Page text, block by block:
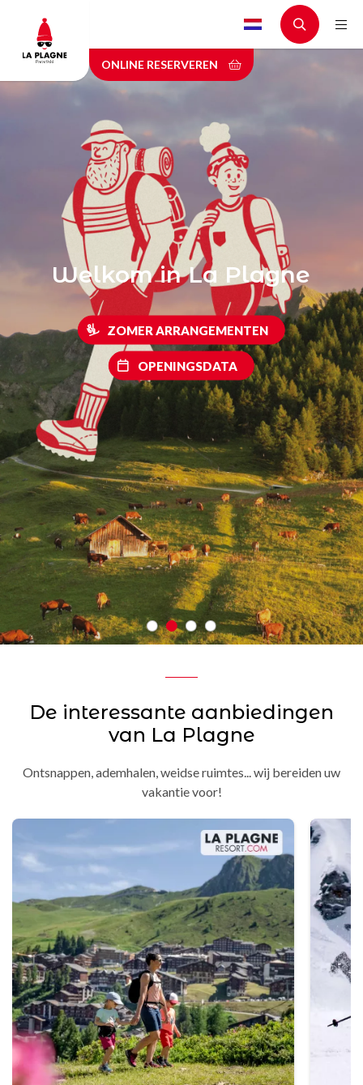
main
content
ONLINE RESERVEREN
Welkom in La Plagne
ZOMER ARRANGEMENTEN
OPENINGSDATA
De interessante aanbiedingen
van La Plagne
Ontsnappen, ademhalen, weidse ruimtes... wij bereiden uw
vakantie voor!